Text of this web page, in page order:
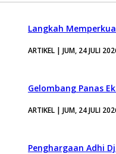
Langkah
ARTIKEL | JUM, 24 JULI
Gelombang Panas
ARTIKEL | JUM, 24 JULI
Penghargaan Adhi